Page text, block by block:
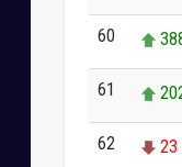
60
61
62 23